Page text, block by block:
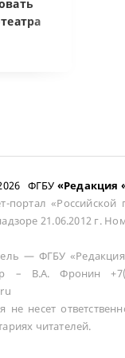
ФГБУ «Редакция
портал «Российской
21.06.2012 г.
— ФГБУ
– В.А. Фронин
не несет
читателей.